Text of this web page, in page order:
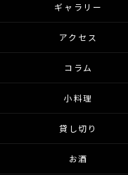
ギャラリー
アクセス
コラム
小料理
貸し切り
お酒